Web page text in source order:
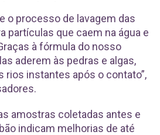
o processo de lavagem das
partículas que caem na água e
à fórmula do nosso
aderem às pedras e algas,
rios instantes após o contato”,
amostras coletadas antes e
indicam melhorias de até